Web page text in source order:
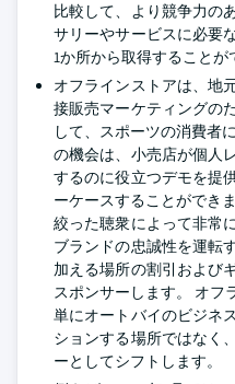
比較して、より競争力の
サリーやサービスに必要
1か所から取得することが
オフラインストアは、地
接販売マーケティングの
して、スポーツの消費者
の機会は、小売店が個人
するのに役立つデモを提
ーケースすることができ
絞った聴衆によって非常
ブランドの忠誠性を運転
加える場所の割引および
スポンサーします。 オフ
単にオートバイのビジネ
ションする場所ではなく
ーとしてシフトします。